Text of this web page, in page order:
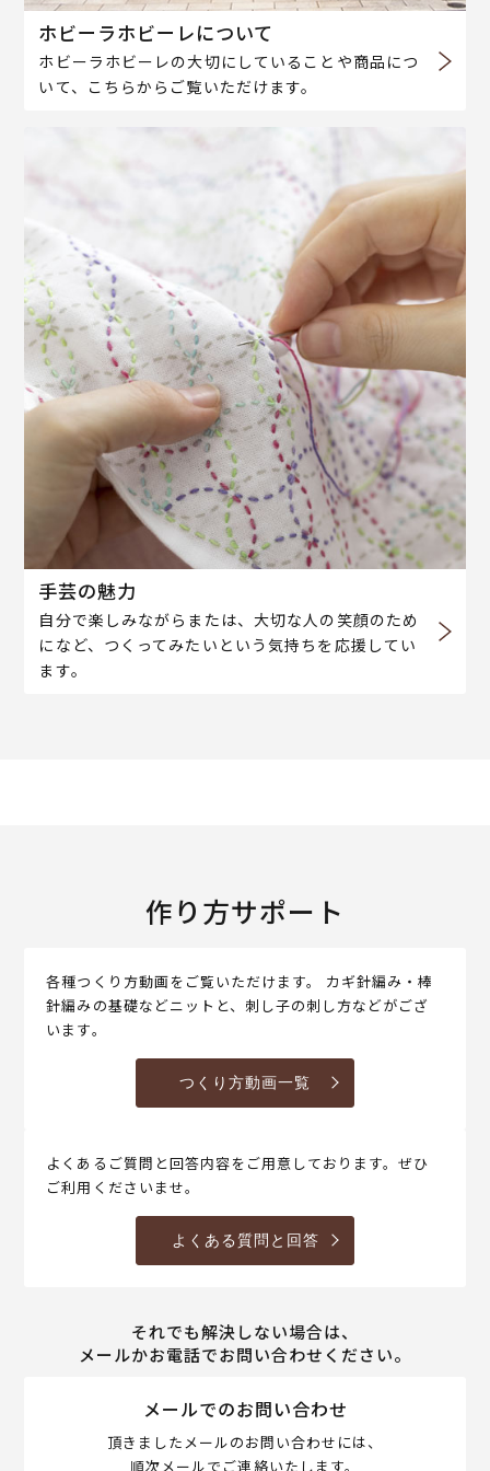
ホビーラホビーレについて
ホビーラホビーレの大切にしていることや商品につ
いて、こちらからご覧いただけます。
手芸の魅力
自分で楽しみながらまたは、大切な人の笑顔のため
になど、つくってみたいという気持ちを応援してい
ます。
作り方サポート
各種つくり方動画をご覧いただけます。 カギ針編み・棒
針編みの基礎などニットと、刺し子の刺し方などがござ
います。
つくり方動画一覧
よくあるご質問と回答内容をご用意しております。ぜひ
ご利用くださいませ。
よくある質問と回答
それでも解決しない場合は、
メールかお電話でお問い合わせください。
メールでのお問い合わせ
頂きましたメールのお問い合わせには、
順次メールでご連絡いたします。